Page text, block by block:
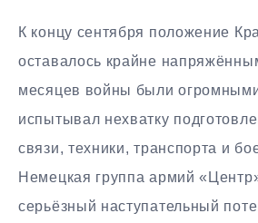
К концу сентября положение
оставалось крайне
месяцев войны были
испытывал нехватку
связи, техники, транспорта и
Немецкая группа армий
серьёзный наступательный